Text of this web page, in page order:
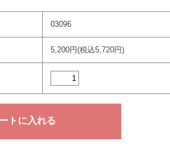
03096
5,200円(税込5,720円)